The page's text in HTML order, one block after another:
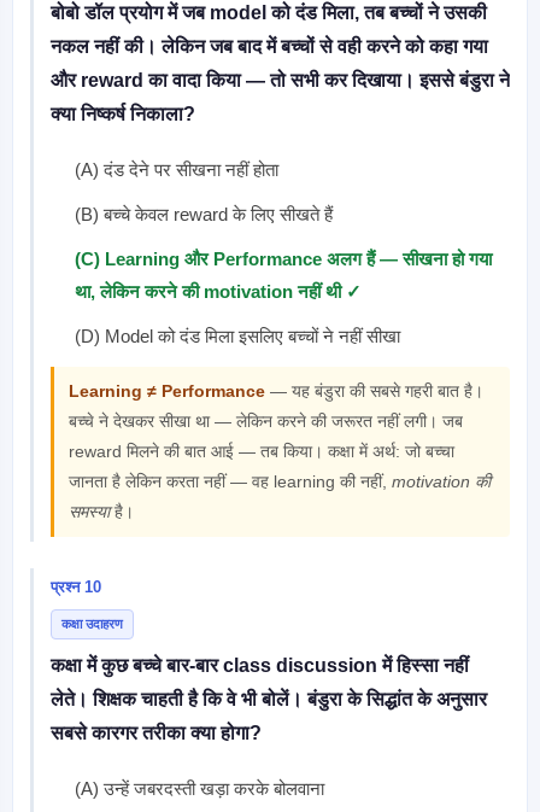
बोबो डॉल प्रयोग में जब model को दंड मिला, तब बच्चों ने उसकी
नकल नहीं की। लेकिन जब बाद में बच्चों से वही करने को कहा गया
और reward का वादा किया — तो सभी कर दिखाया। इससे बंडुरा ने
क्या निष्कर्ष निकाला?
(A) दंड देने पर सीखना नहीं होता
(B) बच्चे केवल reward के लिए सीखते हैं
(C) Learning और Performance अलग हैं — सीखना हो गया
था, लेकिन करने की motivation नहीं थी ✓
(D) Model को दंड मिला इसलिए बच्चों ने नहीं सीखा
Learning ≠ Performance — यह बंडुरा की सबसे गहरी बात है।
बच्चे ने देखकर सीखा था — लेकिन करने की जरूरत नहीं लगी। जब
reward मिलने की बात आई — तब किया। कक्षा में अर्थ: जो बच्चा
जानता है लेकिन करता नहीं — वह learning की नहीं, motivation की
समस्याहै।
प्रश्न 10
कक्षा उदाहरण
कक्षा में कुछ बच्चे बार-बार class discussion में हिस्सा नहीं
लेते। शिक्षक चाहती है कि वे भी बोलें। बंडुरा के सिद्धांत के अनुसार
सबसे कारगर तरीका क्या होगा?
(A) उन्हें जबरदस्ती खड़ा करके बोलवाना